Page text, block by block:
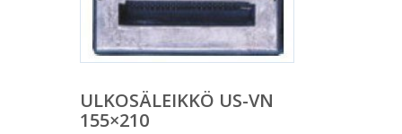
ULKOSÄLEIKKÖ US-VN
155×210